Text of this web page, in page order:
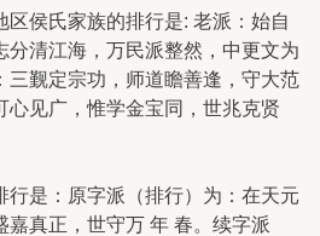
侯氏家族的排行是: 老派：始自
分清江海，万民派整然，中更文为
三觐定宗功，师道瞻善逢，守大范
心见广，惟学金宝同，世兆克贤
是：原字派（排行）为：在天元
嘉真正，世守万 年 春。续字派